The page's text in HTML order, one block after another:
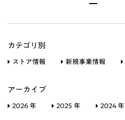
カテゴリ別
ストア情報 新規事業情報
アーカイブ
2026 年 2025 年 2024 年